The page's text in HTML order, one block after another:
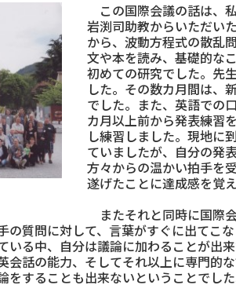
この国際会議の話は、
岩渕司助教からいただい
から、波動方程式の散乱
文や本を読み、基礎的な
初めての研究でした。先
した。その数カ月間は、
でした。また、英語での
カ月以上前から発表練習
し練習しました。現地に
ていましたが、自分の発
方々からの温かい拍手を
遂げたことに達成感を覚え
またそれと同時に国際
の質問に対して、言葉がすぐに出てこ
いる中、自分は議論に加わることが出
会話の能力、そしてそれ以上に専門的
することも出来ないということでした